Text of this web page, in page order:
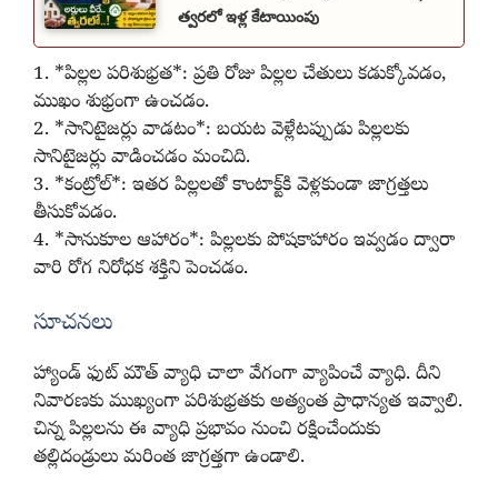
త్వరలో ఇళ్ల కేటాయింపు
1. *పిల్లల పరిశుభ్రత*: ప్రతి రోజు పిల్లల చేతులు కడుక్కోవడం,
ముఖం శుభ్రంగా ఉంచడం.
2. *సానిటైజర్లు వాడటం*: బయట వెళ్లేటప్పుడు పిల్లలకు
సానిటైజర్లు వాడించడం మంచిది.
3. *కంట్రోల్*: ఇతర పిల్లలతో కాంటాక్ట్‌కి వెళ్లకుండా జాగ్రత్తలు
తీసుకోవడం.
4. *సానుకూల ఆహారం*: పిల్లలకు పోషకాహారం ఇవ్వడం ద్వారా
వారి రోగ నిరోధక శక్తిని పెంచడం.
సూచనలు
హ్యాండ్ ఫుట్ మౌత్ వ్యాధి చాలా వేగంగా వ్యాపించే వ్యాధి. దీని
నివారణకు ముఖ్యంగా పరిశుభ్రతకు అత్యంత ప్రాధాన్యత ఇవ్వాలి.
చిన్న పిల్లలను ఈ వ్యాధి ప్రభావం నుంచి రక్షించేందుకు
తల్లిదండ్రులు మరింత జాగ్రత్తగా ఉండాలి.